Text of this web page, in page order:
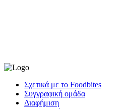
Σχετικά με το Foodbites
Συγγραφική ομάδα
Διαφήμιση